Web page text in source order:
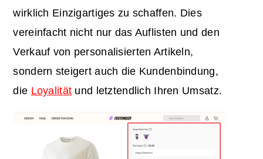
wirklich Einzigartiges zu schaffen. Dies
vereinfacht nicht nur das Auflisten und den
Verkauf von personalisierten Artikeln,
sondern steigert auch die Kundenbindung,
die Loyalität und letztendlich Ihren Umsatz.